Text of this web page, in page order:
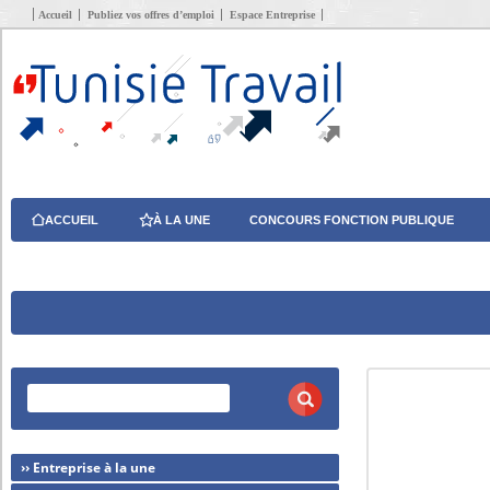
Accueil Publiez vos offres d’emploi Espace Entreprise
ACCUEIL À LA UNE CONCOURS FONCTION PUBLIQUE
›› Entreprise à la une